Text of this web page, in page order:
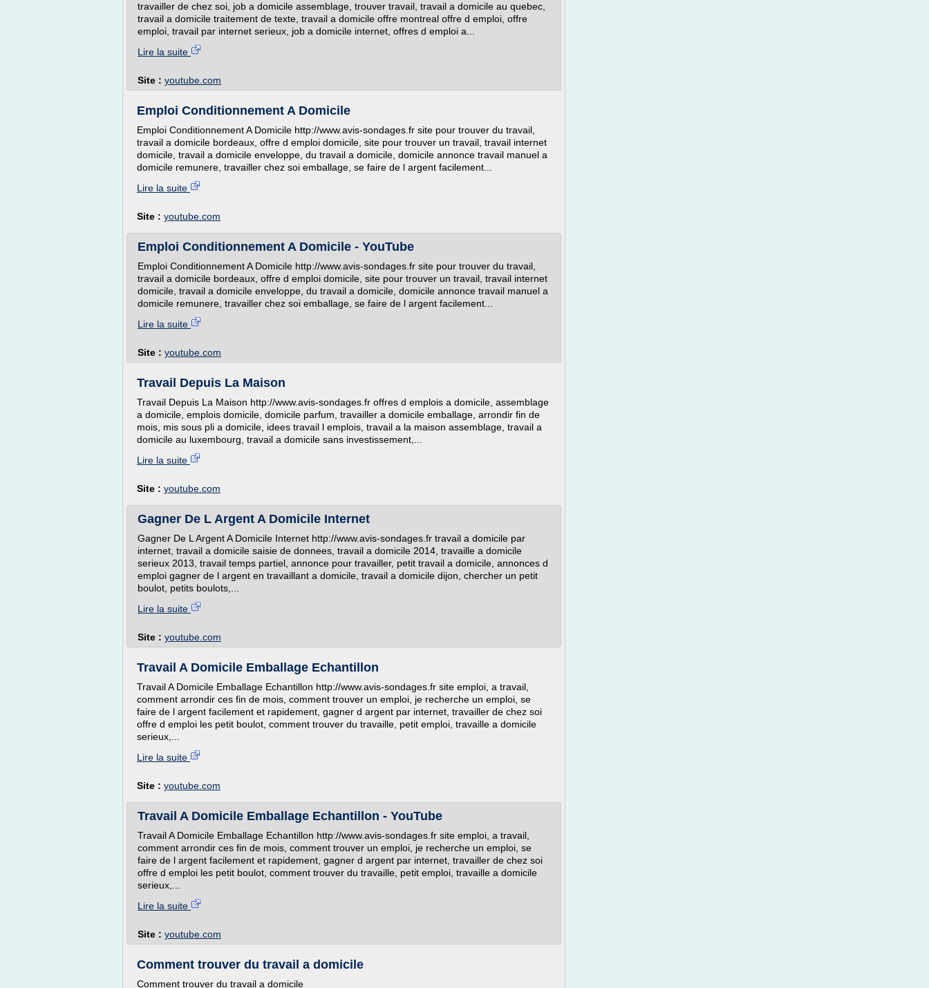
travailler de chez soi, job a domicile assemblage, trouver travail, travail a domicile au quebec,
travail a domicile traitement de texte, travail a domicile offre montreal offre d emploi, offre
emploi, travail par internet serieux, job a domicile internet, offres d emploi a...
Lire la suite
Site : youtube.com
Emploi Conditionnement A Domicile
Emploi Conditionnement A Domicile http://www.avis-sondages.fr site pour trouver du travail,
travail a domicile bordeaux, offre d emploi domicile, site pour trouver un travail, travail internet
domicile, travail a domicile enveloppe, du travail a domicile, domicile annonce travail manuel a
domicile remunere, travailler chez soi emballage, se faire de l argent facilement...
Lire la suite
Site : youtube.com
Emploi Conditionnement A Domicile - YouTube
Emploi Conditionnement A Domicile http://www.avis-sondages.fr site pour trouver du travail,
travail a domicile bordeaux, offre d emploi domicile, site pour trouver un travail, travail internet
domicile, travail a domicile enveloppe, du travail a domicile, domicile annonce travail manuel a
domicile remunere, travailler chez soi emballage, se faire de l argent facilement...
Lire la suite
Site : youtube.com
Travail Depuis La Maison
Travail Depuis La Maison http://www.avis-sondages.fr offres d emplois a domicile, assemblage
a domicile, emplois domicile, domicile parfum, travailler a domicile emballage, arrondir fin de
mois, mis sous pli a domicile, idees travail l emplois, travail a la maison assemblage, travail a
domicile au luxembourg, travail a domicile sans investissement,...
Lire la suite
Site : youtube.com
Gagner De L Argent A Domicile Internet
Gagner De L Argent A Domicile Internet http://www.avis-sondages.fr travail a domicile par
internet, travail a domicile saisie de donnees, travail a domicile 2014, travaille a domicile
serieux 2013, travail temps partiel, annonce pour travailler, petit travail a domicile, annonces d
emploi gagner de l argent en travaillant a domicile, travail a domicile dijon, chercher un petit
boulot, petits boulots,...
Lire la suite
Site : youtube.com
Travail A Domicile Emballage Echantillon
Travail A Domicile Emballage Echantillon http://www.avis-sondages.fr site emploi, a travail,
comment arrondir ces fin de mois, comment trouver un emploi, je recherche un emploi, se
faire de l argent facilement et rapidement, gagner d argent par internet, travailler de chez soi
offre d emploi les petit boulot, comment trouver du travaille, petit emploi, travaille a domicile
serieux,...
Lire la suite
Site : youtube.com
Travail A Domicile Emballage Echantillon - YouTube
Travail A Domicile Emballage Echantillon http://www.avis-sondages.fr site emploi, a travail,
comment arrondir ces fin de mois, comment trouver un emploi, je recherche un emploi, se
faire de l argent facilement et rapidement, gagner d argent par internet, travailler de chez soi
offre d emploi les petit boulot, comment trouver du travaille, petit emploi, travaille a domicile
serieux,...
Lire la suite
Site : youtube.com
Comment trouver du travail a domicile
Comment trouver du travail a domicile